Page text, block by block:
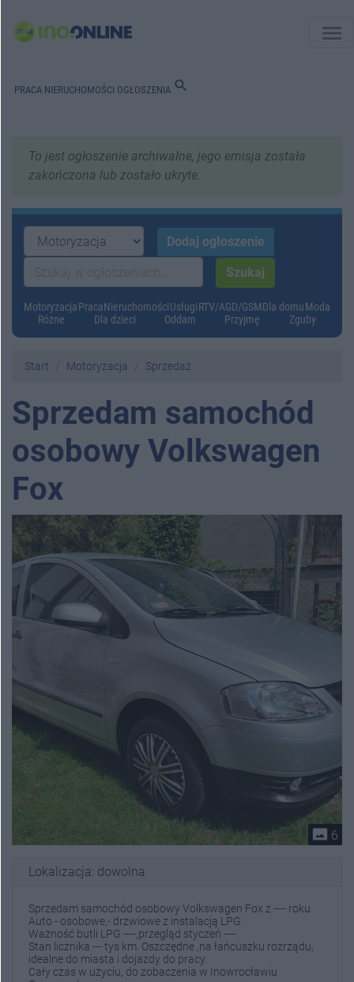
menu
PRACA NIERUCHOMOŚCI OGŁOSZENIA search
To jest ogłoszenie archiwalne, jego emisja została
zakończona lub zostało ukryte.
MotoryzacjaPracaNieruchomościUsługiRTV/AGD/GSMDla domuModa
Różne
Dla dzieci Oddam Przyjmę Zguby
Start Motoryzacja Sprzedaż
Sprzedam samochód
osobowy Volkswagen
Fox
photo_size_select_actual 6
Lokalizacja: dowolna
Sprzedam samochód osobowy Volkswagen Fox z ---- roku
Auto - osobowe,- drzwiowe z instalacją LPG.
Ważność butli LPG ----,przegląd styczeń ----.
Stan licznika --- tys km. Oszczędne ,na łańcuszku rozrządu,
idealne do miasta i dojazdy do pracy.
Cały czas w użyciu, do zobaczenia w Inowrocławiu